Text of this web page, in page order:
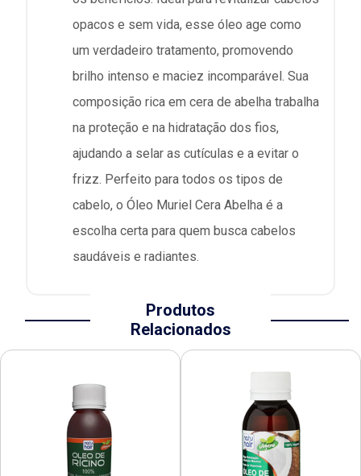
opacos e sem vida, esse óleo age como
um verdadeiro tratamento, promovendo
brilho intenso e maciez incomparável. Sua
composição rica em cera de abelha trabalha
na proteção e na hidratação dos fios,
ajudando a selar as cutículas e a evitar o
frizz. Perfeito para todos os tipos de
cabelo, o Óleo Muriel Cera Abelha é a
escolha certa para quem busca cabelos
saudáveis e radiantes.
Produtos
Relacionados